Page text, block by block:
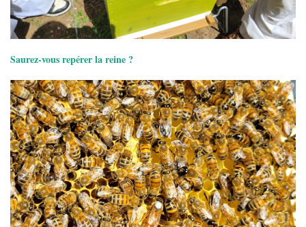
Saurez-vous repérer la reine ?